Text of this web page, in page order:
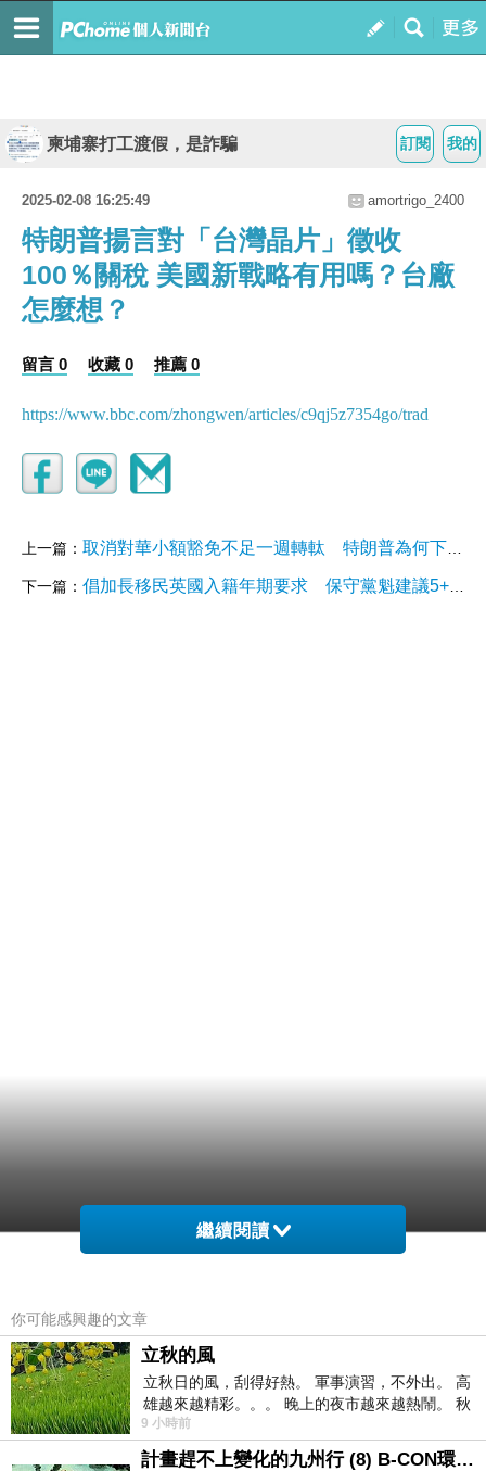
我的
訂閱
柬埔寨打工渡假，是詐騙
2025-02-08 16:25:49 amortrigo_2400
特朗普揚言對「台灣晶片」徵收
100％關稅 美國新戰略有用嗎？台廠
怎麼想？
留言 0 收藏 0 推薦 0
https://www.bbc.com/zhongwen/articles/c9qj5z7354go/trad
上一篇： 取消對華小額豁免不足一週轉軚 特朗普為何下令暫緩？
下一篇： 倡加長移民英國入籍年期要求 保守黨魁建議5+1變10+5 政府回應
繼續閱讀
你可能感興趣的文章
立秋的風
立秋日的風，刮得好熱。 軍事演習，不外出。 高
雄越來越精彩。。。 晚上的夜市越來越熱鬧。 秋
天的風刮得很熱 夜遊消暑熱。。。
9 小時前
計畫趕不上變化的九州行 (8) B-CON環球塔